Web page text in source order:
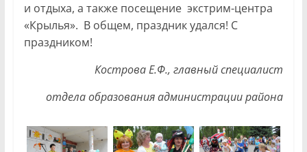
и отдыха, а также посещение экстрим-центра
«Крылья». В общем, праздник удался! С
праздником!
Кострова Е.Ф., главный специалист
отдела образования администрации района